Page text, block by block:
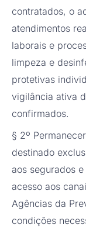
contratados, o
atendimentos
laborais e
limpeza e
protetivas
vigilância ativa
confirmados.
§ 2º
destinado
aos segurados
acesso aos
Agências da
condições